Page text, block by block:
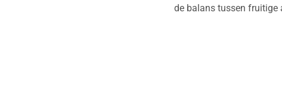
de balans tussen fruitige